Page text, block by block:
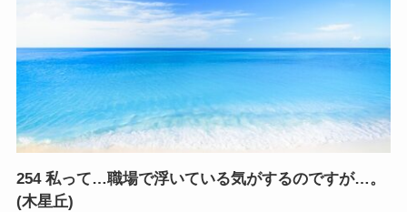
254 私って…職場で浮いている気がするのですが…。
(木星丘)